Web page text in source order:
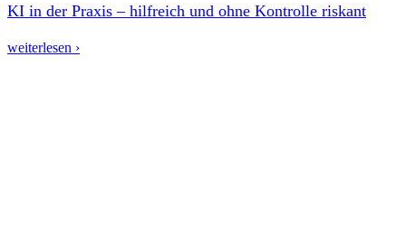
KI in der Praxis – hilfreich und ohne Kontrolle riskant
weiterlesen ›